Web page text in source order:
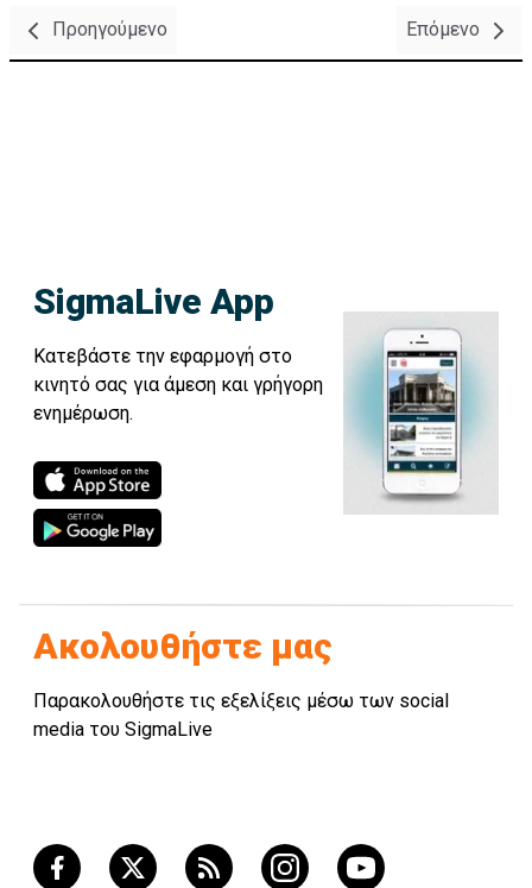
Προηγούμενο Επόμενο
SigmaLive App
Κατεβάστε την εφαρμογή στο
κινητό σας για άμεση και γρήγορη
ενημέρωση.
Ακολουθήστε μας
Παρακολουθήστε τις εξελίξεις μέσω των social
media του SigmaLive